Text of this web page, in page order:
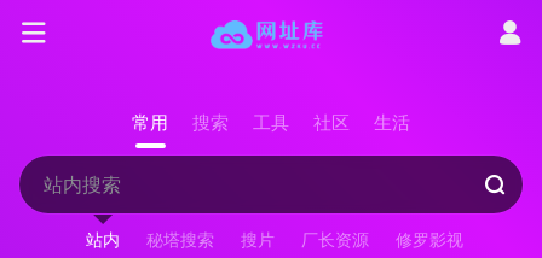
常用 搜索 工具 社区 生活
站内 秘塔搜索 搜片 厂长资源 修罗影视